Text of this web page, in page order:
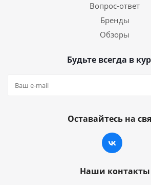
Вопрос-ответ
Бренды
Обзоры
Будьте всегда в
Оставайтесь на
Наши контакты